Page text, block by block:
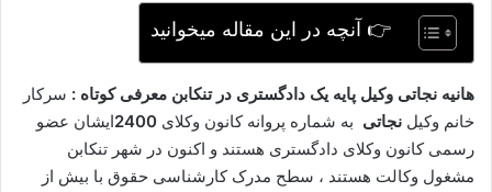
👉 آنچه در این مقاله میخوانید
هانیه نجاتی وکیل پایه یک دادگستری در تنکابن معرفی کوتاه : سرکار
خانم وکیل نجاتی به شماره پروانه کانون وکلای
ایشان عضو
رسمی کانون وکلای دادگستری هستند و اکنون در شهر تنکابن
مشغول وکالت هستند ، سطح مدرک کارشناسی حقوق با بیش از